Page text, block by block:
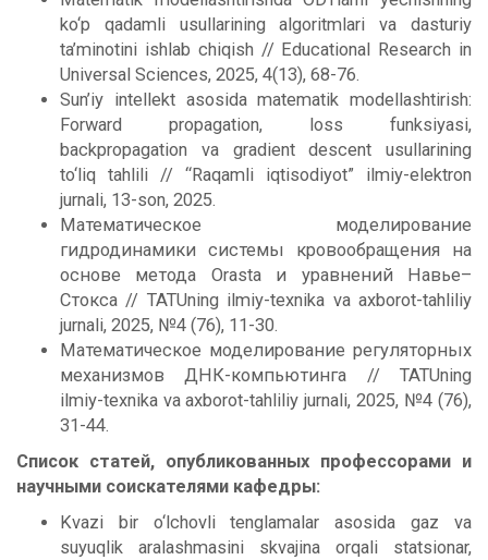
ko‘p qadamli usullarining algoritmlari va dasturiy
ta’minotini ishlab chiqish // Educational Research in
Universal Sciences, 2025, 4(13), 68-76.
Sun’iy intellekt asosida matematik modellashtirish:
Forward propagation, loss funksiyasi,
backpropagation va gradient descent usullarining
to‘liq tahlili // “Raqamli iqtisodiyot” ilmiy-elektron
jurnali, 13-son, 2025.
Математическое моделирование
гидродинамики системы кровообращения на
основе метода Orasta и уравнений Навье–
Стокса // TATUning ilmiy-texnika va axborot-tahliliy
jurnali, 2025, №4 (76), 11-30.
Математическое моделирование регуляторных
механизмов ДНК-компьютинга // TATUning
ilmiy-texnika va axborot-tahliliy jurnali, 2025, №4 (76),
31-44.
Список статей, опубликованных профессорами и
научными соискателями кафедры:
Kvazi bir o‘lchovli tenglamalar asosida gaz va
suyuqlik aralashmasini skvajina orqali statsionar,